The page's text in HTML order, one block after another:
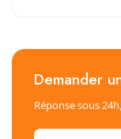
Demander
Réponse sous